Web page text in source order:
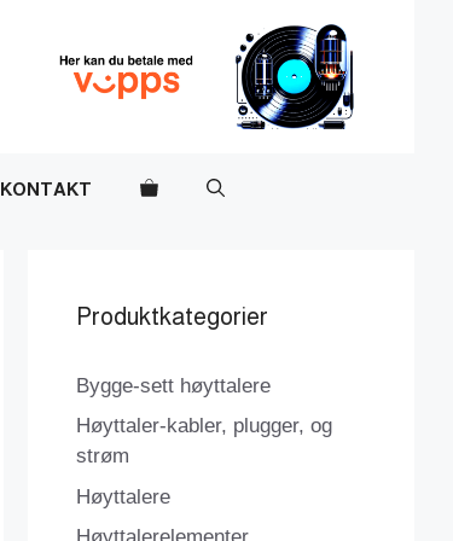
KONTAKT
Produktkategorier
Bygge-sett høyttalere
Høyttaler-kabler, plugger, og
strøm
Høyttalere